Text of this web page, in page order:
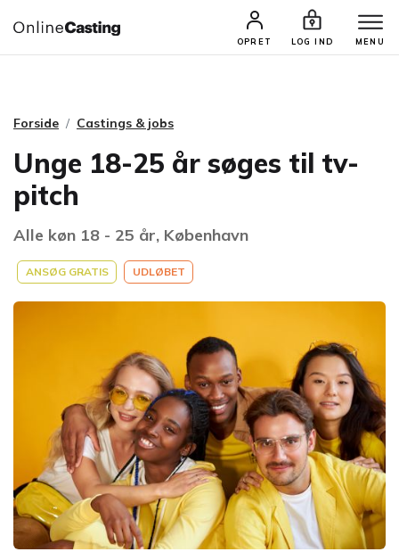
OPRET LOG IND MENU
CASTINGS & JOBS SØG PROFIL
Forside Castings & jobs
Unge 18-25 år søges til tv-
pitch
Alle køn 18 - 25 år, København
ANSØG GRATIS UDLØBET